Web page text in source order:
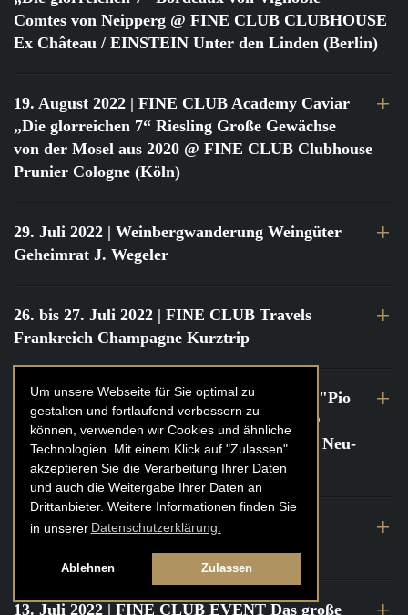
Um unsere Webseite für Sie optimal zu
gestalten und fortlaufend verbessern zu
können, verwenden wir Cookies und ähnliche
Technologien. Mit einem Klick auf "Zulassen"
akzeptieren Sie die Verarbeitung Ihrer Daten
und auch die Weitergabe Ihrer Daten an
Drittanbieter. Weitere Informationen finden Sie
in unserer Datenschutzerklärung.
Ablehnen Zulassen
Comtes von Neipperg @ FINE CLUB CLUBHOUSE
Ex Château / EINSTEIN Unter den Linden (Berlin)
19. August 2022 | FINE CLUB Academy Caviar
„Die glorreichen 7“ Riesling Große Gewächse
von der Mosel aus 2020 @ FINE CLUB Clubhouse
Prunier Cologne (Köln)
29. Juli 2022 | Weinbergwanderung Weingüter
Geheimrat J. Wegeler
26. bis 27. Juli 2022 | FINE CLUB Travels
Frankreich Champagne Kurztrip
22. Juli 2022| FINE CLUB Private Dinner "Pio
Cesare" mit Tochter Frederica Pio Boffa @
FINE CLUB Clubhouse Alter Haferkasten, Neu-
Isenburg
21. bis 22. Juli 2022| FINE CLUB Travels
Frankreich Burgund Kurztrip
13. Juli 2022 | FINE CLUB EVENT Das große